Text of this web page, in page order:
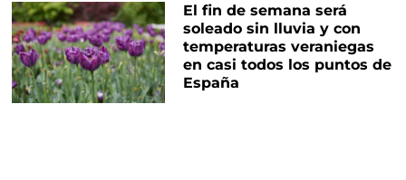
El fin de semana será
soleado sin lluvia y con
temperaturas veraniegas
en casi todos los puntos de
España